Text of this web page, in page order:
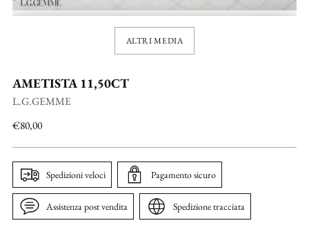
ALTRI MEDIA
AMETISTA 11,50CT
L.G.GEMME
Prezzo
€80,00
Spedizioni veloci Pagamento sicuro
Assistenza post vendita Spedizione tracciata